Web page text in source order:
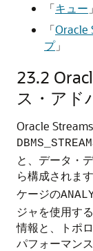
「キュー 」
「Oracle
プ」
23.2
ス・アド
Oracle
と、データ・
ら構成されます
ケージの
ジャを使用す
情報と、トポ
パフォーマン